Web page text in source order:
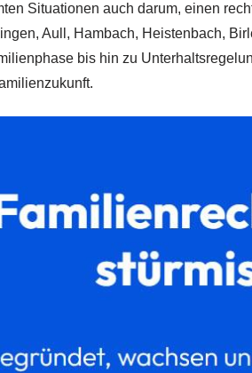
Situationen auch darum, einen
Aull, Hambach, Heistenbach,
bis hin zu